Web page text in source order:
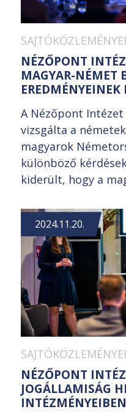
NÉZŐPONT
MAGYAR-NÉMET
A Nézőpont
vizsgálta a
magyarok
különböző
kiderült, hogy a
2024.11.20.
NÉZŐPONT
JOGÁLLAMISÁG
INTÉZMÉNYEIBEN